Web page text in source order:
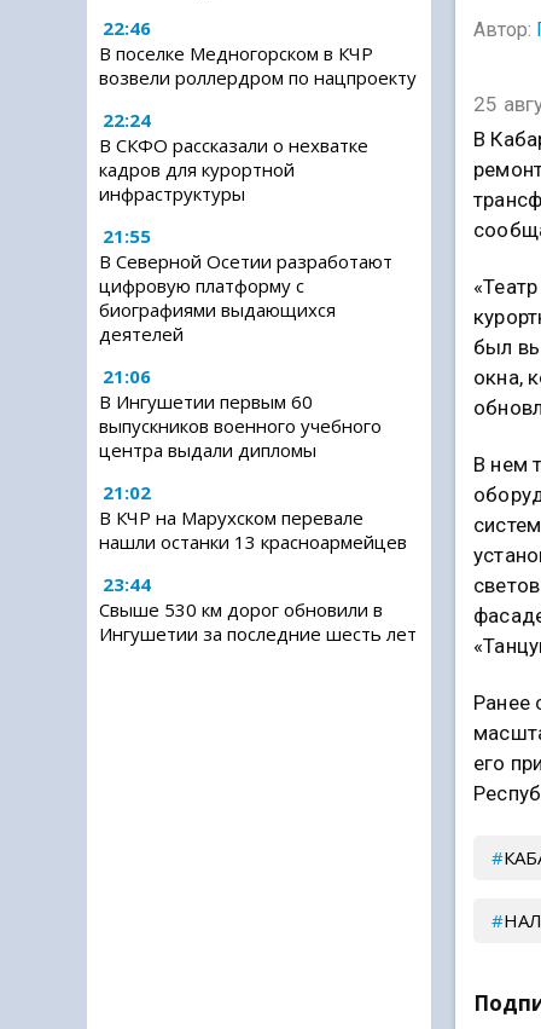
22:46
В поселке Медногорском в КЧР
возвели роллердром по нацпроекту
22:24
В СКФО рассказали о нехватке
кадров для курортной
инфраструктуры
21:55
В Северной Осетии разработают
цифровую платформу с
биографиями выдающихся
деятелей
21:06
В Ингушетии первым 60
выпускников военного учебного
центра выдали дипломы
21:02
В КЧР на Марухском перевале
нашли останки 13 красноармейцев
23:44
Свыше 530 км дорог обновили в
Ингушетии за последние шесть лет
Автор:
25
В
был
окна,
В нем
Ранее
его